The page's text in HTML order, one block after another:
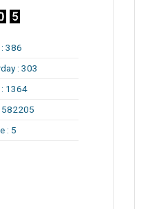
386
: 303
1364
582205
: 5